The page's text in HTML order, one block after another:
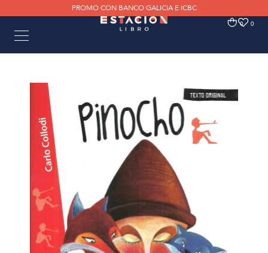
PROMO CON BANCO GALICIA E ICBC
0 0